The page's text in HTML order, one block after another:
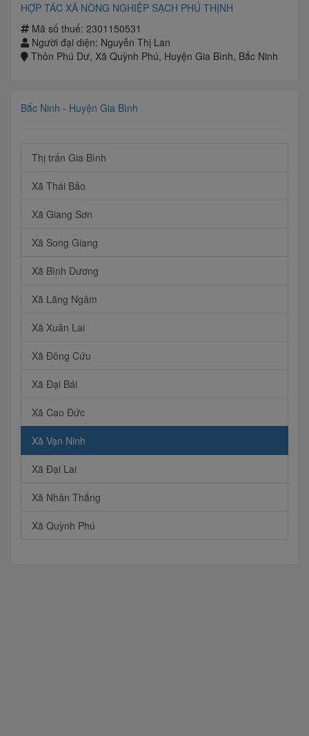
HỢP TÁC XÃ NÔNG NGHIỆP SẠCH PHÚ THỊNH
Mã số thuế: 2301150531
Người đại diện: Nguyễn Thị Lan
Thôn Phú Dư, Xã Quỳnh Phú, Huyện Gia Bình, Bắc Ninh
Bắc Ninh - Huyện Gia Bình
Thị trấn Gia Bình
Xã Thái Bảo
Xã Giang Sơn
Xã Song Giang
Xã Bình Dương
Xã Lãng Ngâm
Xã Xuân Lai
Xã Đông Cứu
Xã Đại Bái
Xã Cao Đức
Xã Vạn Ninh
Xã Đại Lai
Xã Nhân Thắng
Xã Quỳnh Phú